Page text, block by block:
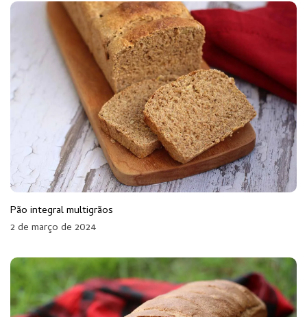
Pão integral multigrãos
2 de março de 2024